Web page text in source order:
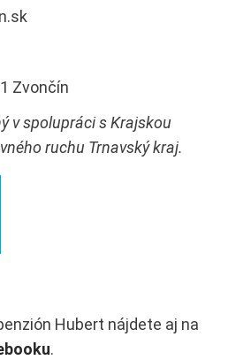
Zvončín
v spolupráci s Krajskou
ruchu Trnavský kraj.
Hubert nájdete aj na
.